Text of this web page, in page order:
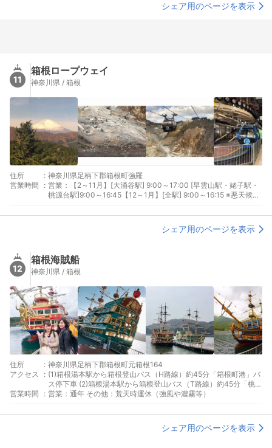
シェア用のページを表示
11
箱根ロープウェイ
神奈川県 / 箱根
住所 : 神奈川県足柄下郡箱根町強羅
営業時間
: 営業：【2～11月】[大涌谷駅] 9:00～17:00 [早雲山駅・姥子駅・
桃源台駅]9:00～16:45【12～1月】[全駅] 9:00～16:15 ※悪天候や
シェア用のページを表示
12
箱根海賊船
神奈川県 / 箱根
住所 : 神奈川県足柄下郡箱根町元箱根164
アクセス
: (1)箱根湯本駅から箱根登山バス（H路線）約45分「箱根町港」バ
ス停下車 (2)箱根湯本駅から箱根登山バス（T路線）約45分「桃源
台」バス停下車 新宿駅西口から小田急箱根高速バスで約2時間15
営業時間 : 営業：通年 その他：荒天時運休（強風や濃霧等）
シェア用のページを表示